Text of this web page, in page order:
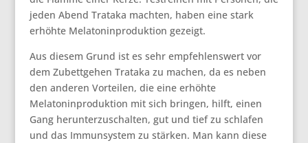
jeden Abend Trataka machten, haben eine stark
erhöhte Melatoninproduktion gezeigt.
Aus diesem Grund ist es sehr empfehlenswert vor
dem Zubettgehen Trataka zu machen, da es neben
den anderen Vorteilen, die eine erhöhte
Melatoninproduktion mit sich bringen, hilft, einen
Gang herunterzuschalten, gut und tief zu schlafen
und das Immunsystem zu stärken. Man kann diese